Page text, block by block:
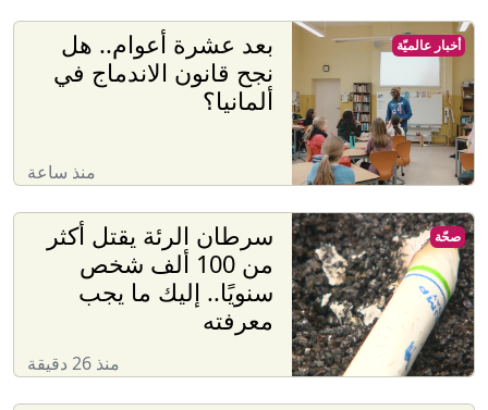
بعد عشرة أعوام.. هل
نجح قانون الاندماج في
ألمانيا؟
منذ ساعة
أخبار عالميّة
سرطان الرئة يقتل أكثر
من 100 ألف شخص
سنويًا.. إليك ما يجب
معرفته
منذ 26 دقيقة
صحّة